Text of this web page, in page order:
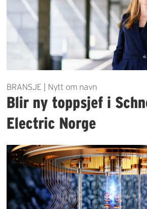
BRANSJE | Nytt om navn
Blir ny toppsjef i
Electric Norge